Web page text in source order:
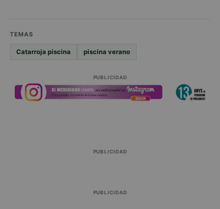
TEMAS
Catarroja piscina piscina verano
PUBLICIDAD
PUBLICIDAD
PUBLICIDAD